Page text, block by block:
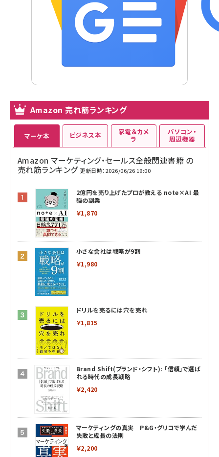
Amazon 売れ筋ランキング
マーケ本
Amazon マーケティング・セールス全般関連書籍 の
売れ筋ランキング 更新日時：2026/06/26 19:00
2億円を売り上げたプロが教える note×AI 最
強の副業
￥1,870
小さな会社は戦略が9割
￥1,980
ドリルを売るには穴を売れ
￥1,815
Brand Shift(ブランド・シフト): 「信頼」で選ば
れる時代の成長戦略
￥2,420
マーケティングの真実 P&G・グリコで学んだ
失敗と成長の法則
￥2,200
ビジネス本 家電＆カメ
ラ
パソコン・
周辺機器